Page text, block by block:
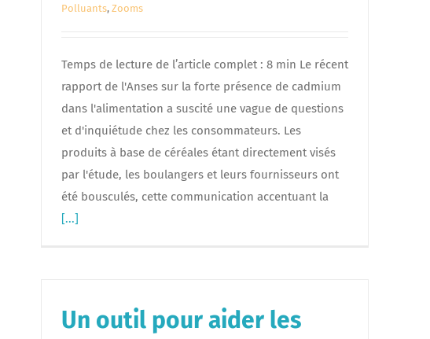
Polluants, Zooms
Temps de lecture de l’article complet : 8 min Le récent
rapport de l'Anses sur la forte présence de cadmium
dans l'alimentation a suscité une vague de questions
et d'inquiétude chez les consommateurs. Les
produits à base de céréales étant directement visés
par l'étude, les boulangers et leurs fournisseurs ont
été bousculés, cette communication accentuant la
[...]
Un outil pour aider les